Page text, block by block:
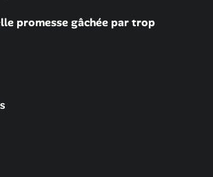
promesse gâchée par trop